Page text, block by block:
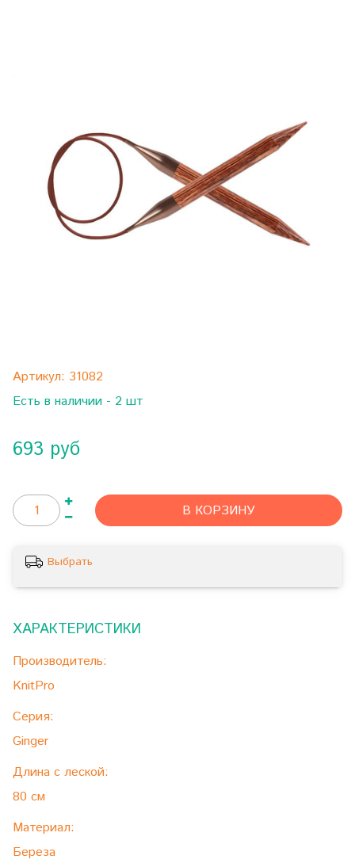
Артикул: 31082
Есть в наличии - 2 шт
693 руб
В КОРЗИНУ
Выбрать
ХАРАКТЕРИСТИКИ
Производитель:
KnitPro
Серия:
Ginger
Длина с леской:
80 см
Материал:
Береза